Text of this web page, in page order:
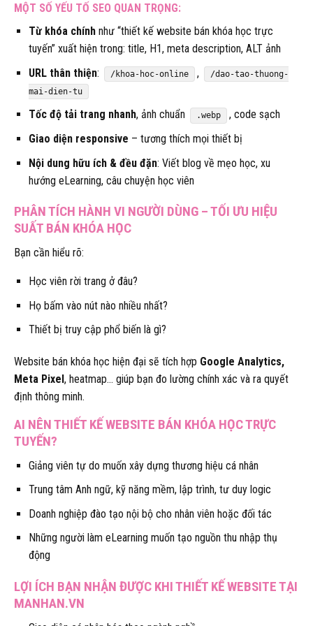
MỘT SỐ YẾU TỐ SEO QUAN TRỌNG:
Từ khóa chínhnhư “thiết kế website bán khóa học trực
tuyến” xuất hiện trong: title, H1, meta description, ALT ảnh
URL thân thiện: /khoa-hoc-online ,
/dao-tao-thuong-
mai-dien-tu
Tốc độ tải trang nhanh, ảnh chuẩn .webp
, code sạch
Giao diện responsive – tương thích mọi thiết bị
Nội dung hữu ích & đều đặn: Viết blog về mẹo học, xu
hướng eLearning, câu chuyện học viên
PHÂN TÍCH HÀNH VI NGƯỜI DÙNG – TỐI ƯU HIỆU
SUẤT BÁN KHÓA HỌC
Bạn cần hiểu rõ:
Học viên rời trang ở đâu?
Họ bấm vào nút nào nhiều nhất?
Thiết bị truy cập phổ biến là gì?
Website bán khóa học hiện đại sẽ tích hợp Google Analytics,
Meta Pixel, heatmap… giúp bạn đo lường chính xác và ra quyết
định thông minh.
AI NÊN THIẾT KẾ WEBSITE BÁN KHÓA HỌC TRỰC
TUYẾN?
Giảng viên tự do muốn xây dựng thương hiệu cá nhân
Trung tâm Anh ngữ, kỹ năng mềm, lập trình, tư duy logic
Doanh nghiệp đào tạo nội bộ cho nhân viên hoặc đối tác
Những người làm eLearning muốn tạo nguồn thu nhập thụ
động
LỢI ÍCH BẠN NHẬN ĐƯỢC KHI THIẾT KẾ WEBSITE TẠI
MANHAN.VN